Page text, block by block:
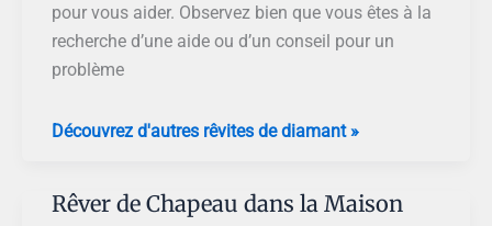
pour vous aider. Observez bien que vous êtes à la
recherche d’une aide ou d’un conseil pour un
problème
Rêver
Vert
Découvrez d'autres rêvites de diamant »
Rêver de Chapeau dans la Maison